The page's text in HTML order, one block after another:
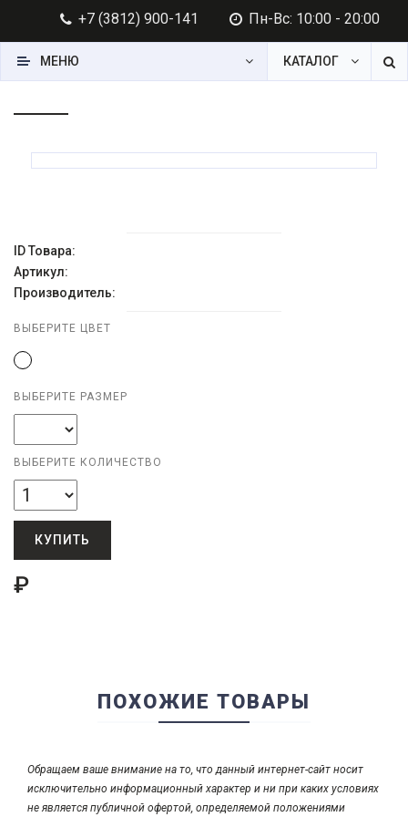
+7 (3812) 900-141 Пн-Вс: 10:00 - 20:00
КАТАЛОГ
МЕНЮ
ID Товара:
Артикул:
Производитель:
ВЫБЕРИТЕ ЦВЕТ
ВЫБЕРИТЕ РАЗМЕР
ВЫБЕРИТЕ КОЛИЧЕСТВО
КУПИТЬ
₽
ПОХОЖИЕ ТОВАРЫ
Обращаем ваше внимание на то, что данный интернет-сайт носит
исключительно информационный характер и ни при каких условиях
не является публичной офертой, определяемой положениями